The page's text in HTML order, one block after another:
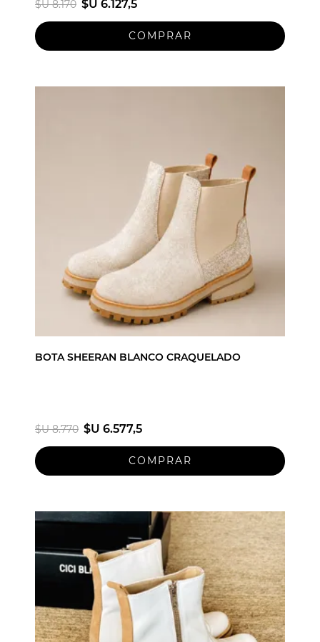
$U 8.170 $U 6.127,5
BOTA SHEERAN BLANCO CRAQUELADO
$U 8.770 $U 6.577,5